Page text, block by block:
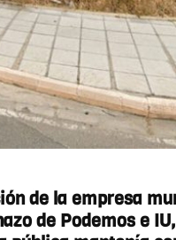
de la empresa
de Podemos e